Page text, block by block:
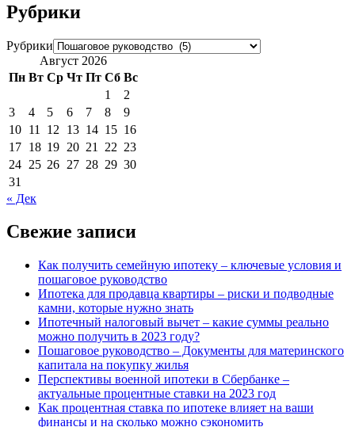
Рубрики
Рубрики
Август 2026
Пн Вт Ср Чт Пт Сб Вс
1
2
3
4 5 6 7 8
9
10 11 12 13 14 15 16
17 18 19 20 21 22 23
24 25 26 27 28 29 30
31
« Дек
Свежие записи
Как получить семейную ипотеку – ключевые условия и
пошаговое руководство
Ипотека для продавца квартиры – риски и подводные
камни, которые нужно знать
Ипотечный налоговый вычет – какие суммы реально
можно получить в 2023 году?
Пошаговое руководство – Документы для материнского
капитала на покупку жилья
Перспективы военной ипотеки в Сбербанке –
актуальные процентные ставки на 2023 год
Как процентная ставка по ипотеке влияет на ваши
финансы и на сколько можно сэкономить